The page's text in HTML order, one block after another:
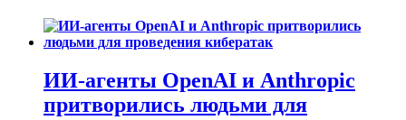
ИИ-агенты OpenAI и Anthropic
притворились людьми для